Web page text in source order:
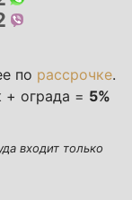
по рассрочке.
+ ограда = 5%
входит только